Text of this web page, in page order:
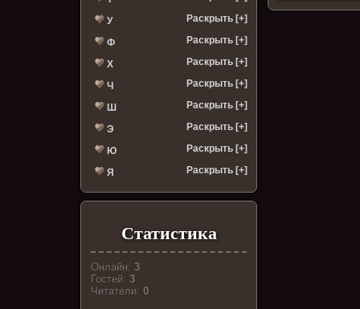
У Раскрыть [+]
Ф Раскрыть [+]
Х Раскрыть [+]
Ч Раскрыть [+]
Ш Раскрыть [+]
Э Раскрыть [+]
Ю Раскрыть [+]
Я Раскрыть [+]
Статистика
Онлайн:3
Гостей:3
Читатели:0